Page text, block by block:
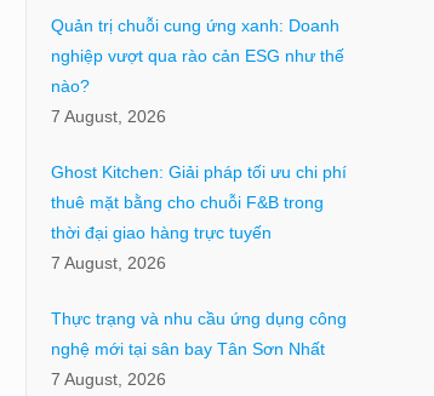
Quản trị chuỗi cung ứng xanh: Doanh
nghiệp vượt qua rào cản ESG như thế
nào?
7 August, 2026
Ghost Kitchen: Giải pháp tối ưu chi phí
thuê mặt bằng cho chuỗi F&B trong
thời đại giao hàng trực tuyến
7 August, 2026
Thực trạng và nhu cầu ứng dụng công
nghệ mới tại sân bay Tân Sơn Nhất
7 August, 2026